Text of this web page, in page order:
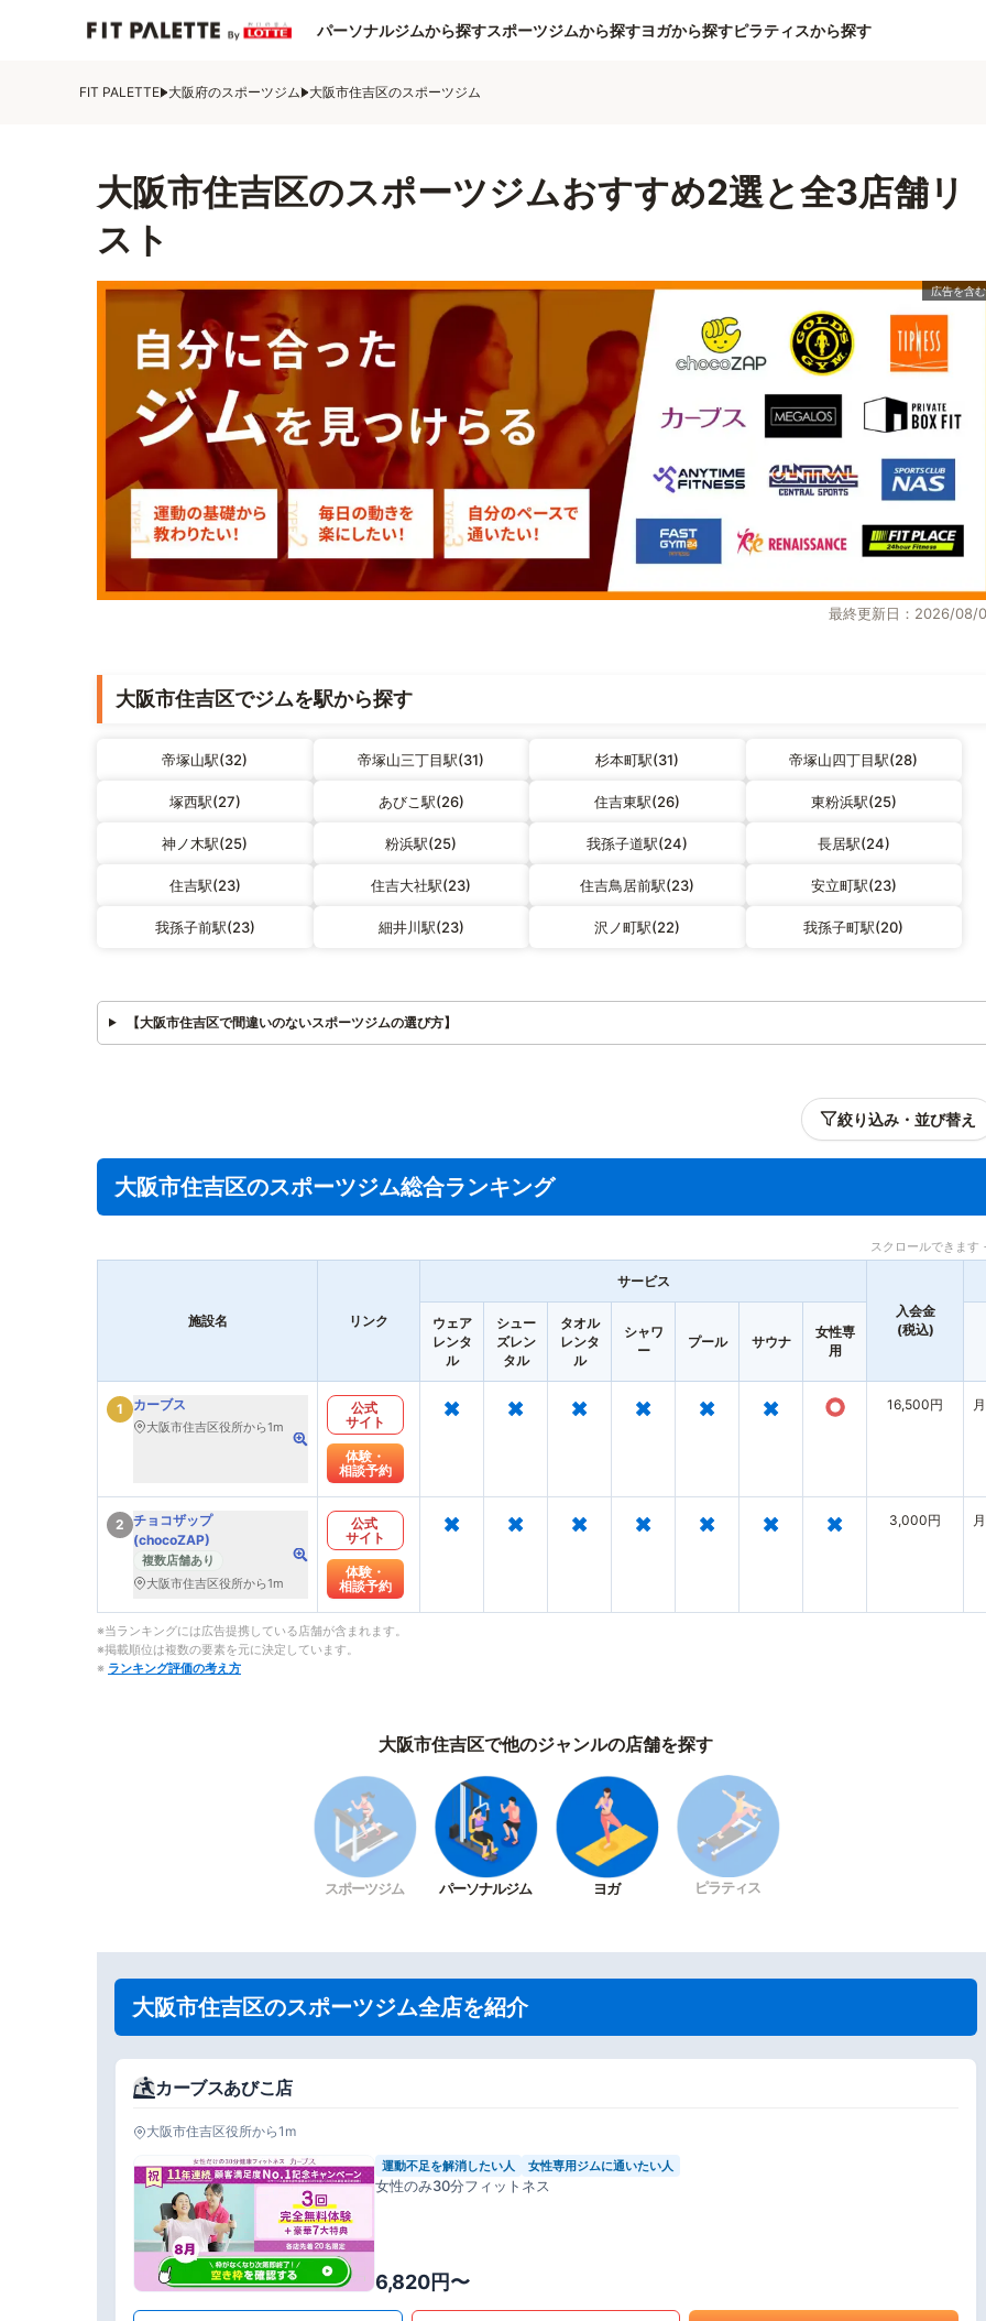
パーソナルジムから探すスポーツジムから探すヨガから探すピラティスから探す
FIT PALETTE 大阪府のスポーツジム 大阪市住吉区のスポーツジム
大阪市住吉区のスポーツジムおすすめ2選と全3店舗リ
スト
最終更新日：2026/08/
大阪市住吉区でジムを駅から探す
帝塚山駅(32) 帝塚山三丁目駅(31) 杉本町駅(31) 帝塚山四丁目駅(28)
塚西駅(27) あびこ駅(26) 住吉東駅(26) 東粉浜駅(25)
神ノ木駅(25) 粉浜駅(25) 我孫子道駅(24) 長居駅(24)
住吉駅(23) 住吉大社駅(23) 住吉鳥居前駅(23) 安立町駅(23)
我孫子前駅(23) 細井川駅(23) 沢ノ町駅(22) 我孫子町駅(20)
【大阪市住吉区で間違いのないスポーツジムの選び方】
絞り込み・並び替え
大阪市住吉区のスポーツジム総合ランキング
スクロールできます
施設名 リンク
サービス
入会金
(税込)
ウェア
レンタ
ル
シュー
ズレン
タル
タオル
レンタ
ル
シャワ
ー
プール サウナ
女性専
用
1 カーブス
大阪市住吉区役所から1m
公式
サイト
体験・
相談予約
× × × × × × ○ 16,500円
2 チョコザップ
(chocoZAP)
複数店舗あり
大阪市住吉区役所から1m
公式
サイト
体験・
相談予約
× × × × × × × 3,000円
※当ランキングには広告提携している店舗が含まれます。
※掲載順位は複数の要素を元に決定しています。
※ ランキング評価の考え方
大阪市住吉区で他のジャンルの店舗を探す
スポーツジム パーソナルジム ヨガ ピラティス
大阪市住吉区のスポーツジム全店を紹介
カーブスあびこ店
大阪市住吉区役所から1m
運動不足を解消したい人 女性専用ジムに通いたい人
女性のみ30分フィットネス
6,820円〜